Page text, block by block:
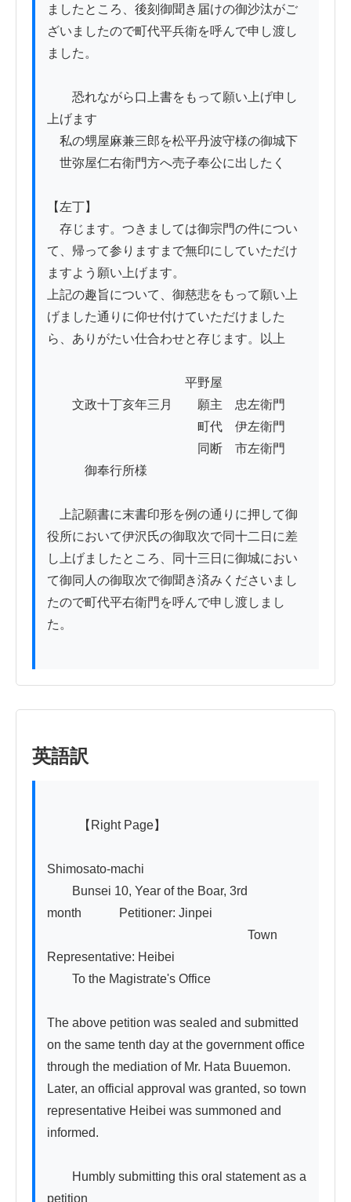
ましたところ、後刻御聞き届けの御沙汰がご
ざいましたので町代平兵衛を呼んで申し渡し
ました。
恐れながら口上書をもって願い上げ申し
上げます
私の甥屋麻兼三郎を松平丹波守様の御城下
世弥屋仁右衛門方へ売子奉公に出したく
【左丁】
存じます。つきましては御宗門の件につい
て、帰って参りますまで無印にしていただけ
ますよう願い上げます。
上記の趣旨について、御慈悲をもって願い上
げました通りに仰せ付けていただけました
ら、ありがたい仕合わせと存じます。以上
平野屋
文政十丁亥年三月　　願主　忠左衛門
町代　伊左衛門
同断　市左衛門
御奉行所様
上記願書に末書印形を例の通りに押して御
役所において伊沢氏の御取次で同十二日に差
し上げましたところ、同十三日に御城におい
て御同人の御取次で御聞き済みくださいまし
たので町代平右衛門を呼んで申し渡しまし
た。
英語訳
Shimosato-machi
Bunsei 10, Year of the Boar, 3rd
month　　　Petitioner: Jinpei
Town
Representative: Heibei
To the Magistrate's Office
The above petition was sealed and submitted
on the same tenth day at the government office
through the mediation of Mr. Hata Buuemon.
Later, an official approval was granted, so town
representative Heibei was summoned and
informed.
Humbly submitting this oral statement as a
petition